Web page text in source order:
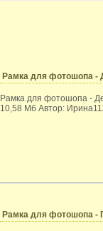
Рамка для фотошопа
Рамка для фотошопа -
10,58 Mб Автор:
Рамка для фотошопа -